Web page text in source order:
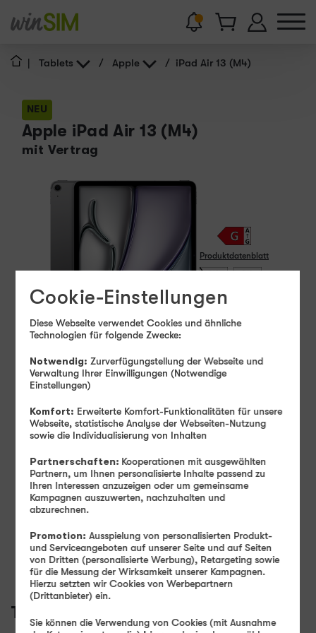
Tablets / Apple / iPad Air 13 (M4)
NEU
Apple iPad Air 13 (M4)
mit Vertrag
Produktdatenblatt
Produkt- und Sicherheitsinformationen
Speicher -128 GB
128 GB 256 GB
Verfügbarkeit -Sofort lieferbar
Auf Wunsch Handyversicherung ab 3,99 €
Tarif auswählen:
Cookie-Einstellungen
Diese Webseite verwendet Cookies und ähnliche
Technologien für folgende Zwecke:
Notwendig: Zurverfügungstellung der Webseite und
Verwaltung Ihrer Einwilligungen (Notwendige
Einstellungen)
Komfort: Erweiterte Komfort-Funktionalitäten für unsere
Webseite, statistische Analyse der Webseiten-Nutzung
sowie die Individualisierung von Inhalten
Partnerschaften: Kooperationen mit ausgewählten
Partnern, um Ihnen personalisierte Inhalte passend zu
Ihren Interessen anzuzeigen oder um gemeinsame
Kampagnen auszuwerten, nachzuhalten und
abzurechnen.
Promotion: Ausspielung von personalisierten Produkt-
und Serviceangeboten auf unserer Seite und auf Seiten
von Dritten (personalisierte Werbung), Retargeting sowie
für die Messung der Wirksamkeit unserer Kampagnen.
Hierzu setzten wir Cookies von Werbepartnern
(Drittanbieter) ein.
Sie können die Verwendung von Cookies (mit Ausnahme